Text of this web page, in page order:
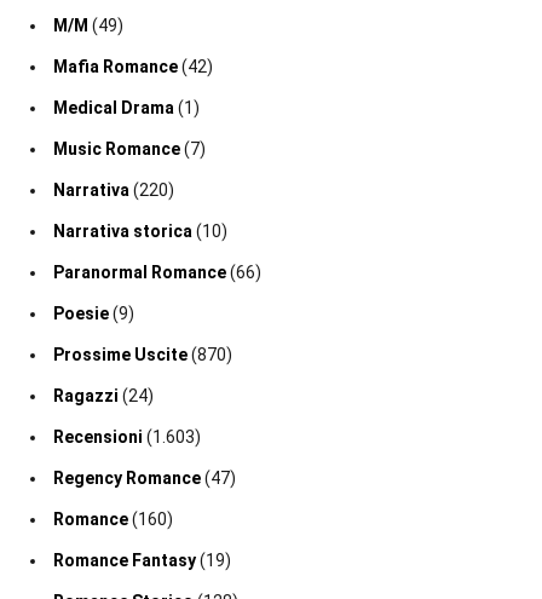
M/M (49)
Mafia Romance(42)
Medical Drama(1)
Music Romance(7)
Narrativa(220)
Narrativa storica(10)
Paranormal Romance(66)
Poesie(9)
Prossime Uscite(870)
Ragazzi (24)
Recensioni (1.603)
Regency Romance(47)
Romance(160)
Romance Fantasy(19)